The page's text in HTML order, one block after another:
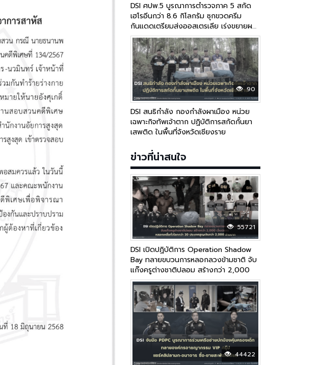
DSI ศปพ.5 บูรณาการตำรวจภาค 5 สกัด
เฮโรอีนกว่า 8.6 กิโลกรัม ซุกขวดครีม
กันแดดเตรียมส่งออสเตรเลีย เร่งขยายผล
เครือข่ายข้ามชาติ
90
DSI สนธิกำลัง กองกำลังผาเมือง หน่วย
เฉพาะกิจทัพเจ้าตาก ปฏิบัติการสกัดกั้นยา
เสพติด ในพื้นที่จังหวัดเชียงราย
ข่าวที่น่าสนใจ
55721
DSI เปิดปฏิบัติการ Operation Shadow
Bay ทลายขบวนการหลอกลวงข้ามชาติ จับ
แก๊งครูต่างชาติปลอม สร้างกว่า 2,000
เว็บปลอม หลอกเหยื่อทั่วโลกกว่า 20
ประเทศ สูญเงินกว่า 2,000 ล้านบาท
44422